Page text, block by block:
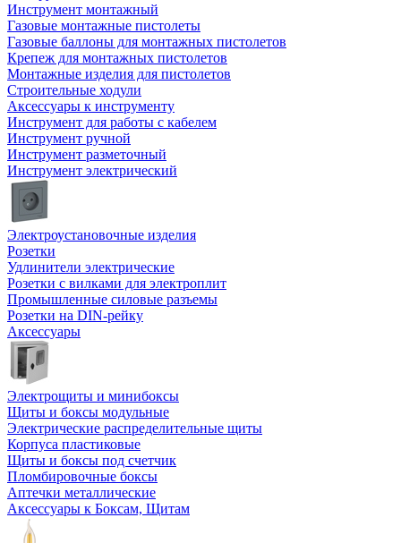
Инструмент монтажный
Газовые монтажные пистолеты
Газовые баллоны для монтажных пистолетов
Крепеж для монтажных пистолетов
Монтажные изделия для пистолетов
Строительные ходули
Аксессуары к инструменту
Инструмент для работы с кабелем
Инструмент ручной
Инструмент разметочный
Инструмент электрический
Электроустановочные изделия
Розетки
Удлинители электрические
Розетки с вилками для электроплит
Промышленные силовые разъемы
Розетки на DIN-рейку
Аксессуары
Электрощиты и минибоксы
Щиты и боксы модульные
Электрические распределительные щиты
Корпуса пластиковые
Щиты и боксы под счетчик
Пломбировочные боксы
Аптечки металлические
Аксессуары к Боксам, Щитам